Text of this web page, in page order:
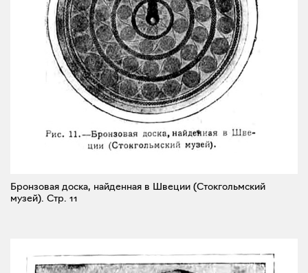
Бронзовая доска, найденная в Швеции (Стокгольмский
музей). Стр. 11